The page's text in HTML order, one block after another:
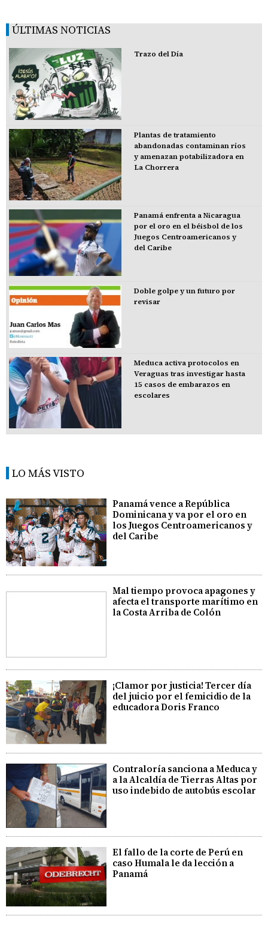
ÚLTIMAS NOTICIAS
Trazo del Día
Plantas de tratamiento
abandonadas contaminan ríos
y amenazan potabilizadora en
La Chorrera
Panamá enfrenta a Nicaragua
por el oro en el béisbol de los
Juegos Centroamericanos y
del Caribe
Doble golpe y un futuro por
revisar
Meduca activa protocolos en
Veraguas tras investigar hasta
15 casos de embarazos en
escolares
LO MÁS VISTO
Panamá vence a República
Dominicana y va por el oro en
los Juegos Centroamericanos y
del Caribe
Mal tiempo provoca apagones y
afecta el transporte marítimo en
la Costa Arriba de Colón
¡Clamor por justicia! Tercer día
del juicio por el femicidio de la
educadora Doris Franco
Contraloría sanciona a Meduca y
a la Alcaldía de Tierras Altas por
uso indebido de autobús escolar
El fallo de la corte de Perú en
caso Humala le da lección a
Panamá